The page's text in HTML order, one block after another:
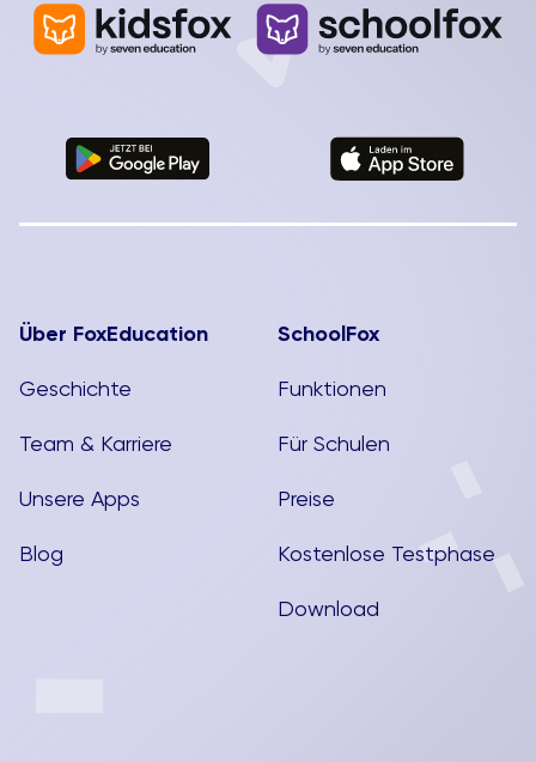
Über FoxEducation
Geschichte
Team & Karriere
Unsere Apps
Blog
SchoolFox
Funktionen
Für Schulen
Preise
Kostenlose Testphase
Download